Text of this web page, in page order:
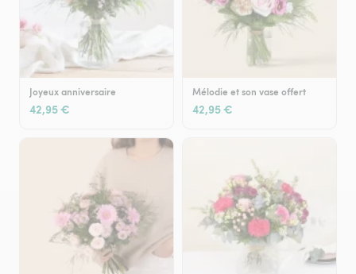
Joyeux anniversaire
42,95 €
Mélodie et son vase offert
42,95 €